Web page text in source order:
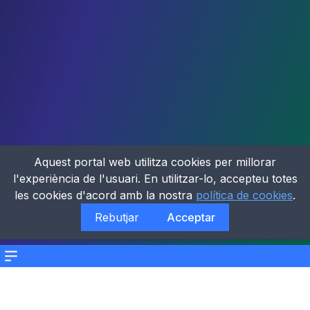
Menu
Aquest portal web utilitza cookies per millorar
l'experiència de l'usuari. En utilitzar-lo, accepteu totes
les cookies d'acord amb la nostra política de cookies.
Rebutjar
Acceptar